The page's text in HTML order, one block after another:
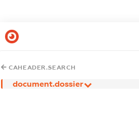
CAHEADER.SEARCH
document.dossier